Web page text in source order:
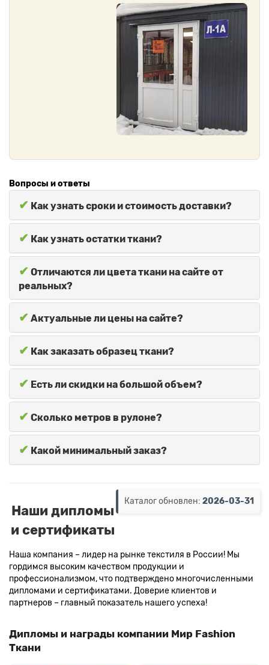
Вопросы и ответы
✔ Как узнать сроки и стоимость доставки?
✔ Как узнать остатки ткани?
✔ Отличаются ли цвета ткани на сайте от
реальных?
✔ Актуальные ли цены на сайте?
✔ Как заказать образец ткани?
✔ Есть ли скидки на большой объем?
✔ Сколько метров в рулоне?
✔ Какой минимальный заказ?
Каталог обновлен: 2026-03-31
Наши дипломы
и сертификаты
Наша компания – лидер на рынке текстиля в России! Мы
гордимся высоким качеством продукции и
профессионализмом, что подтверждено многочисленными
дипломами и сертификатами. Доверие клиентов и
партнеров – главный показатель нашего успеха!
Дипломы и награды компании Мир Fashion
Ткани